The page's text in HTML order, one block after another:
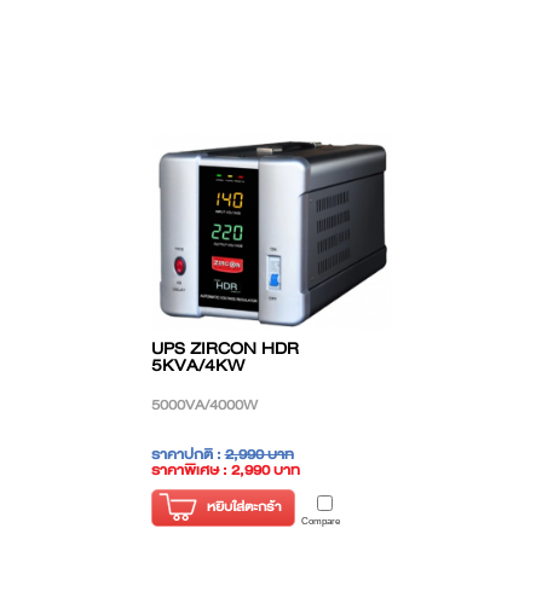
UPS ZIRCON HDR
5KVA/4KW
5000VA/4000W
ราคาปกติ :2,990 บาท
ราคาพิเศษ : 2,990 บาท
( ราคาไม่รวมภาษี )
หยิบใส่ตะกร้า
Compare